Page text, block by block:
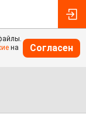
на
Согласен